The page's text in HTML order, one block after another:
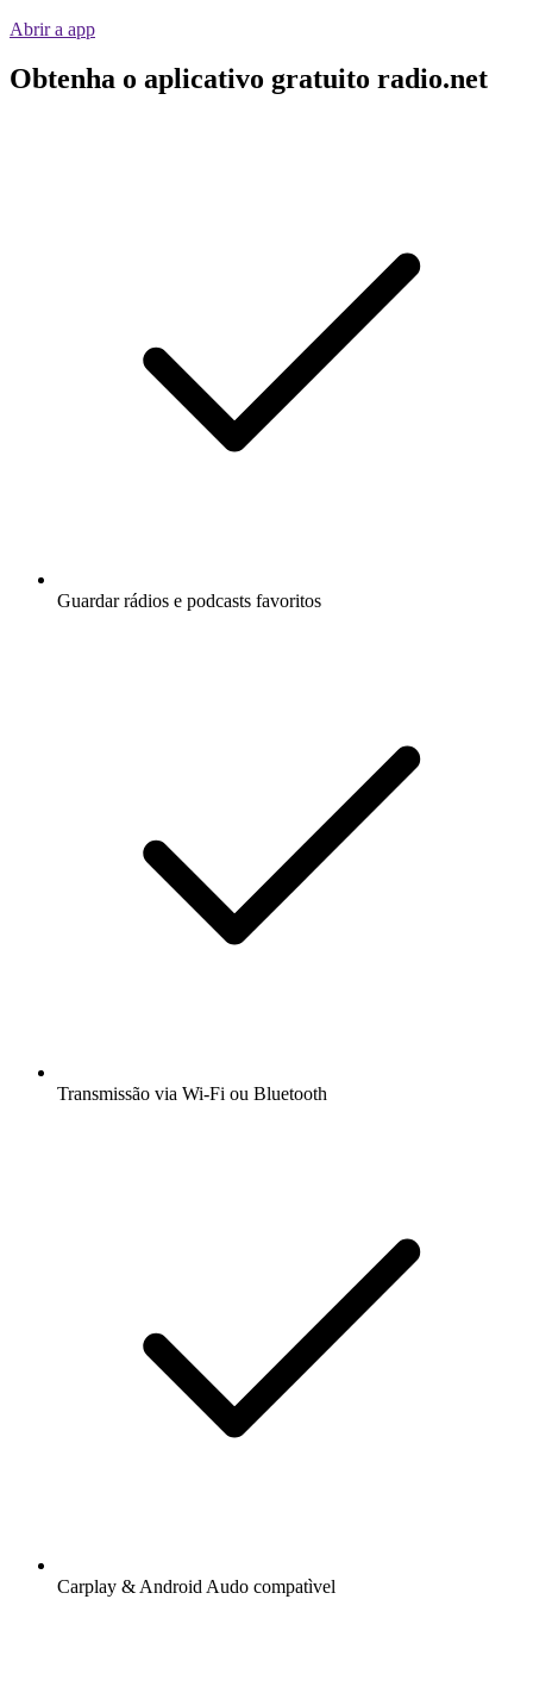
Abrir a app
Obtenha o aplicativo gratuito radio.net
Guardar rádios e podcasts favoritos
Transmissão via Wi-Fi ou Bluetooth
Carplay & Android Audo compatìvel